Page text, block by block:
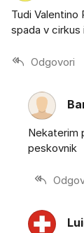
Tudi Valentino
spada v cirkus
Odgovori
Nekaterim
peskovnik